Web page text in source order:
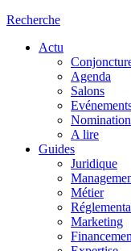
Recherche
Actu
Agenda
Salons
A lire
Guides
Juridique
Métier
Marketing